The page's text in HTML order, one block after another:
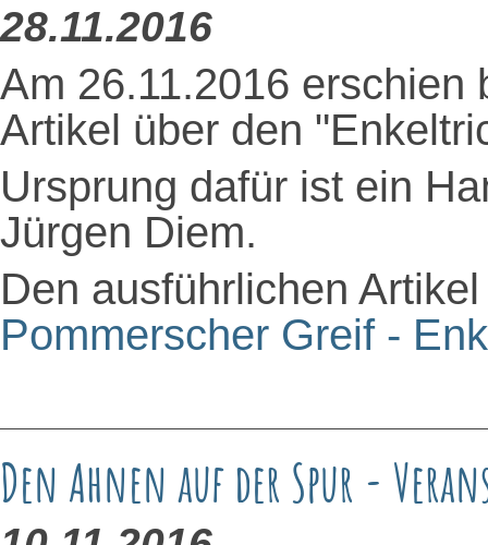
28.11.2016
Am 26.11.2016 erschien
Artikel über den
Ursprung dafür ist ein
Jürgen Diem.
Den ausführlichen
Pommerscher Greif -
Den Ahnen auf der Spur -